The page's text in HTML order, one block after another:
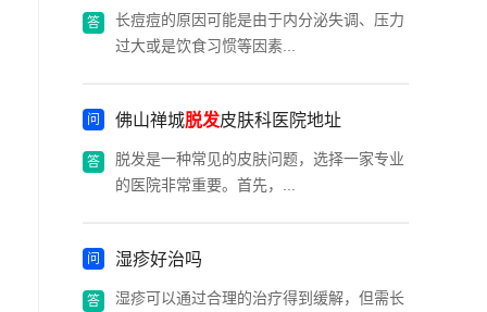
长痘痘的原因可能是由于内分泌失调、压力
过大或是饮食习惯等因素...
佛山禅城脱发皮肤科医院地址
脱发是一种常见的皮肤问题，选择一家专业
的医院非常重要。首先，...
湿疹好治吗
湿疹可以通过合理的治疗得到缓解，但需长